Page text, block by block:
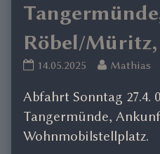
Röbel/Müritz,
Frühjahrsreise
Tangermünde,
Röbel/Müritz,
Usedom
14.05.2025
Read
posts
by
the
author
Mathias
Abfahrt Sonntag 27.4.
Tangermünde,
Wohnmobilstellplatz.